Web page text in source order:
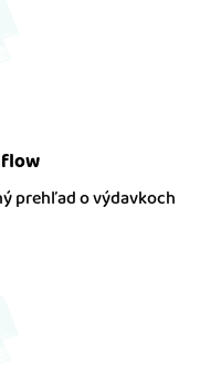
prehľad o výdavkoch